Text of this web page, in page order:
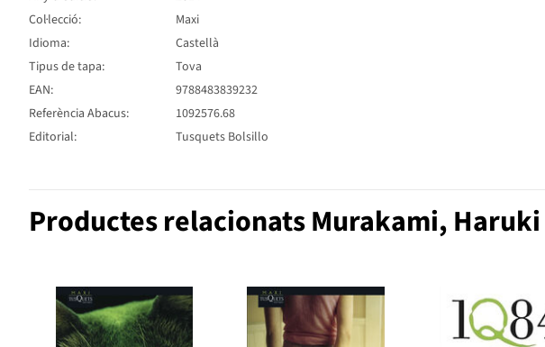
Col·lecció:
Maxi
Idioma:
Castellà
Tipus de tapa:
Tova
EAN:
9788483839232
Referència Abacus:
1092576.68
Editorial:
Tusquets Bolsillo
Productes relacionats Murakami, Haruki